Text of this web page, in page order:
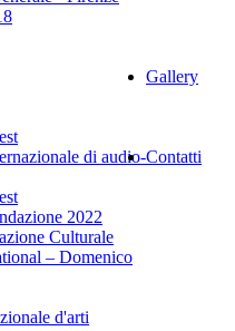
Gallery
di audio-
2022
Culturale
– Domenico
d'arti
Contatti